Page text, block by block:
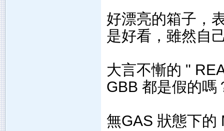
好漂亮的箱子，
是好看，雖然自
大言不慚的 "
GBB 都是假的嗎
無GAS 狀態下的